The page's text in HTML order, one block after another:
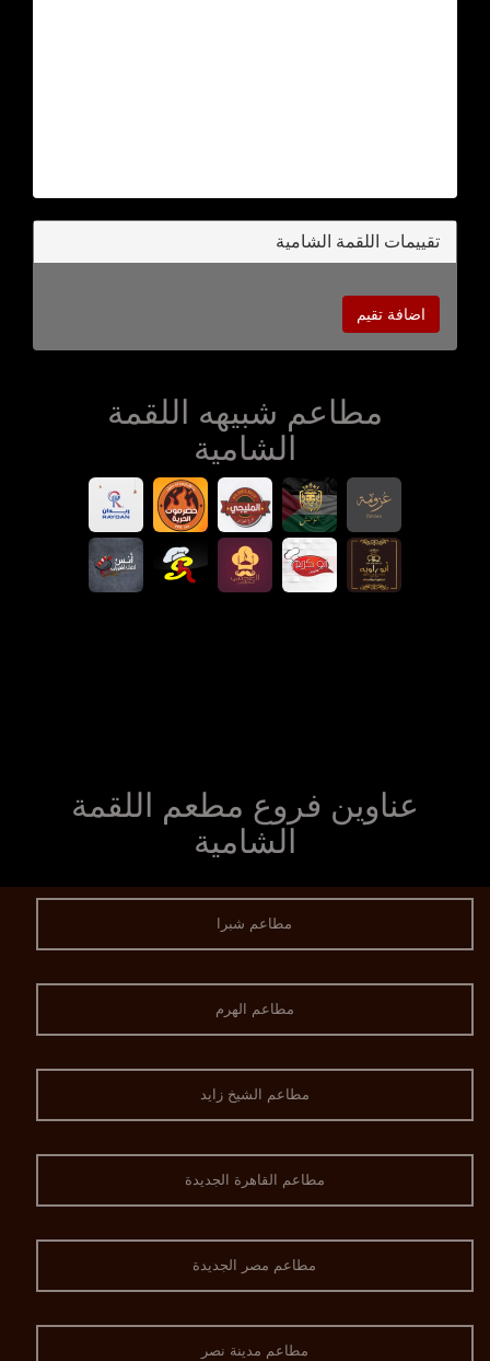
تقييمات اللقمة الشامية
اضافة تقيم
مطاعم شبيهه اللقمة
الشامية
عناوين فروع مطعم اللقمة
الشامية
مطاعم شبرا
مطاعم الهرم
مطاعم الشيخ زايد
مطاعم القاهرة الجديدة
مطاعم مصر الجديدة
مطاعم مدينة نصر